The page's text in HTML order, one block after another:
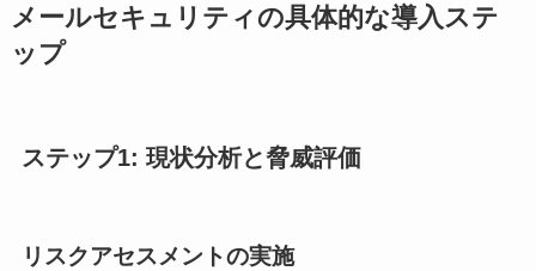
メールセキュリティの具体的な導入ステ
ップ
ステップ1: 現状分析と脅威評価
リスクアセスメントの実施